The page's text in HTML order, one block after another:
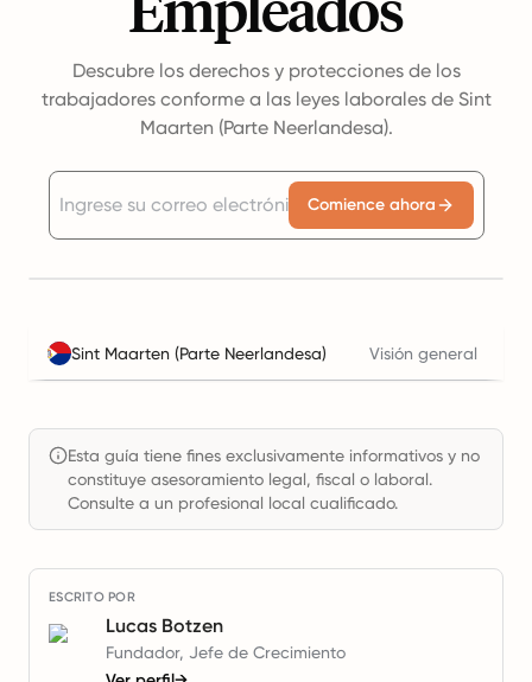
Descubre los derechos y protecciones de los
trabajadores conforme a las leyes laborales de Sint
Maarten (Parte Neerlandesa).
Comience ahora
Sint Maarten (Parte Neerlandesa) Visión general
Esta guía tiene fines exclusivamente informativos y no
constituye asesoramiento legal, fiscal o laboral.
Consulte a un profesional local cualificado.
ESCRITO POR
Lucas Botzen
Fundador, Jefe de Crecimiento